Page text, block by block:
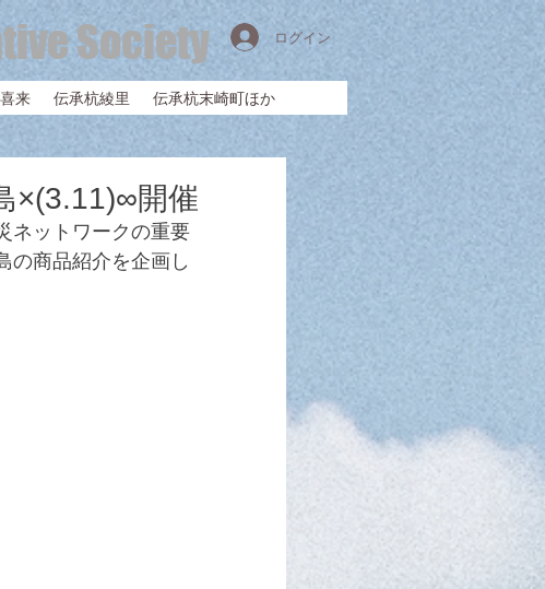
Society ログイン
来 伝承杭綾里 伝承杭末崎町ほか
×(3.11)∞開催
ネットワークの重要
の商品紹介を企画し